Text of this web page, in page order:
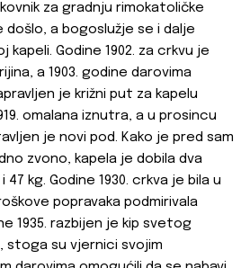
za gradnju rimokatoličke
a bogoslužje se i dalje
Godine 1902. za crkvu je
a 1903. godine darovima
je križni put za kapelu
omalana iznutra, a u prosincu
je novi pod. Kako je pred sam
zvono, kapela je dobila dva
47 kg. Godine 1930. crkva je bila u
popravaka podmirivala
1935. razbijen je kip svetog
stoga su vjernici svojim